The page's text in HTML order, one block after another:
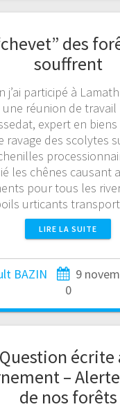
des
souffrent
j’ai participé à
une réunion de
expert en
ravage des scolytes
les chênes causant
pour tous les
urticants
LIRE LA SUITE
BAZIN
9
0
Question écrite
–
de nos forêts